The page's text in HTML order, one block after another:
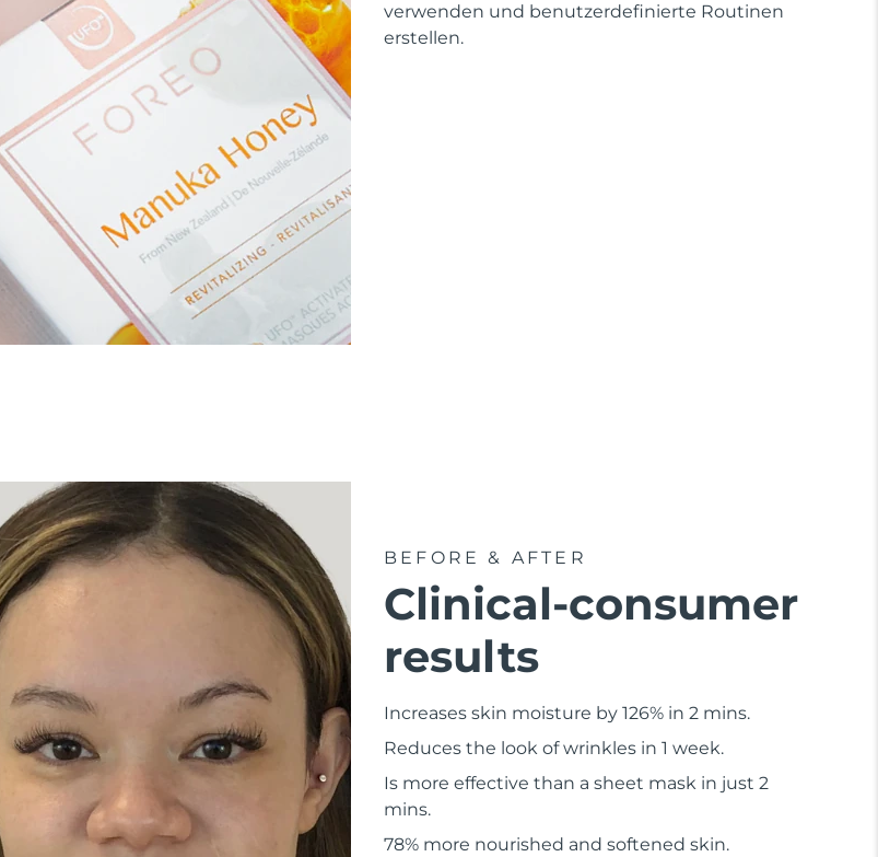
verwenden und benutzerdefinierte Routinen
erstellen.
BEFORE & AFTER
Clinical-consumer
results
Increases skin moisture by 126% in 2 mins.
Reduces the look of wrinkles in 1 week.
Is more effective than a sheet mask in just 2
mins.
78% more nourished and softened skin.